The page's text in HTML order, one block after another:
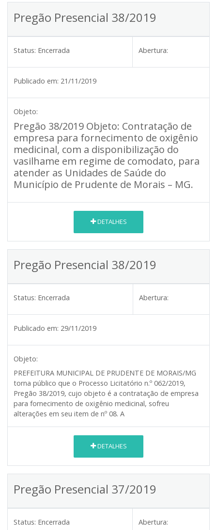
Pregão Presencial 38/2019
Status: Encerrada Abertura:
Publicado em: 21/11/2019
Objeto:
Pregão 38/2019 Objeto: Contratação de
empresa para fornecimento de oxigênio
medicinal, com a disponibilização do
vasilhame em regime de comodato, para
atender as Unidades de Saúde do
Município de Prudente de Morais – MG.
DETALHES
Pregão Presencial 38/2019
Status: Encerrada Abertura:
Publicado em: 29/11/2019
Objeto:
PREFEITURA MUNICIPAL DE PRUDENTE DE MORAIS/MG
torna público que o Processo Licitatório n.º 062/2019,
Pregão 38/2019, cujo objeto é a contratação de empresa
para fornecimento de oxigênio medicinal, sofreu
alterações em seu item de nº 08. A
DETALHES
Pregão Presencial 37/2019
Status: Encerrada Abertura: